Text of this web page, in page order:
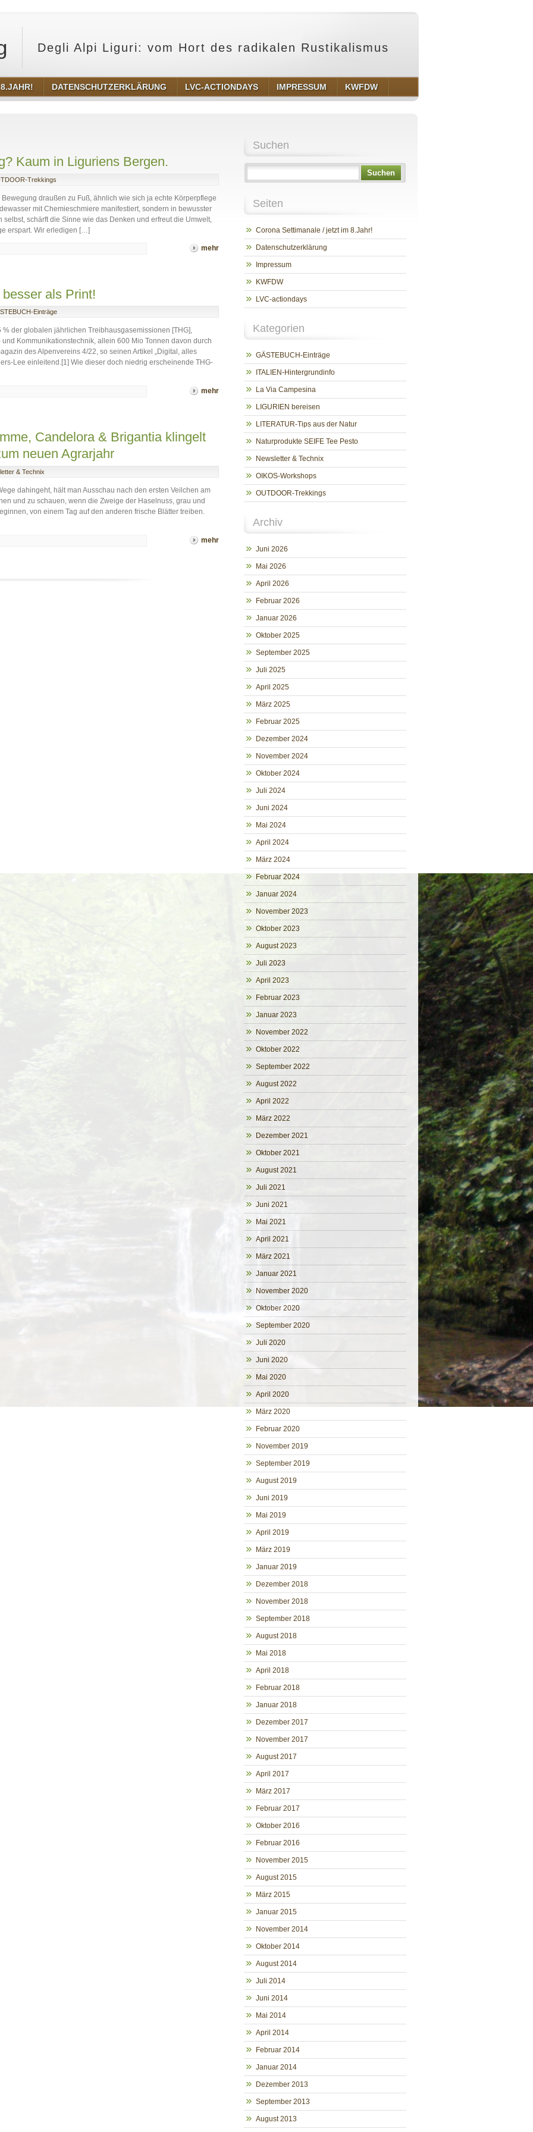
Degli Alpi Liguri: vom Hort des radikalen Rustikalismus
DATENSCHUTZERKLÄRUNG LVC-ACTIONDAYS IMPRESSUM KWFDW
Kaum in Liguriens Bergen.
Trekkings
draußen zu Fuß, ähnlich wie sich ja echte Körperpflege
mit Chemieschmiere manifestiert, sondern in bewusster
schärft die Sinne wie das Denken und erfreut die Umwelt,
erspart. Wir erledigen […]
mehr
als Print!
Einträge
% der globalen jährlichen Treibhausgasemissionen [THG],
Kommunikationstechnik, allein 600 Mio Tonnen davon durch
des Alpenvereins 4/22, so seinen Artikel „Digital, alles
Lee einleitend.[1] Wie dieser doch niedrig erscheinende THG-
mehr
Candelora & Brigantia klingelt
neuen Agrarjahr
& Technix
dahingeht, hält man Ausschau nach den ersten Veilchen am
und zu schauen, wenn die Zweige der Haselnuss, grau und
von einem Tag auf den anderen frische Blätter treiben.
mehr
Suchen
Suchen
Seiten
Corona Settimanale / jetzt im 8.Jahr!
Datenschutzerklärung
Impressum
KWFDW
LVC-actiondays
Kategorien
GÄSTEBUCH-Einträge
ITALIEN-Hintergrundinfo
La Via Campesina
LIGURIEN bereisen
LITERATUR-Tips aus der Natur
Naturprodukte SEIFE Tee Pesto
Newsletter & Technix
OIKOS-Workshops
OUTDOOR-Trekkings
Archiv
Juni 2026
Mai 2026
April 2026
Februar 2026
Januar 2026
Oktober 2025
September 2025
Juli 2025
April 2025
März 2025
Februar 2025
Dezember 2024
November 2024
Oktober 2024
Juli 2024
Juni 2024
Mai 2024
April 2024
März 2024
Februar 2024
Januar 2024
November 2023
Oktober 2023
August 2023
Juli 2023
April 2023
Februar 2023
Januar 2023
November 2022
Oktober 2022
September 2022
August 2022
April 2022
März 2022
Dezember 2021
Oktober 2021
August 2021
Juli 2021
Juni 2021
Mai 2021
April 2021
März 2021
Januar 2021
November 2020
Oktober 2020
September 2020
Juli 2020
Juni 2020
Mai 2020
April 2020
März 2020
Februar 2020
November 2019
September 2019
August 2019
Juni 2019
Mai 2019
April 2019
März 2019
Januar 2019
Dezember 2018
November 2018
September 2018
August 2018
Mai 2018
April 2018
Februar 2018
Januar 2018
Dezember 2017
November 2017
August 2017
April 2017
März 2017
Februar 2017
Oktober 2016
Februar 2016
November 2015
August 2015
März 2015
Januar 2015
November 2014
Oktober 2014
August 2014
Juli 2014
Juni 2014
Mai 2014
April 2014
Februar 2014
Januar 2014
Dezember 2013
September 2013
August 2013